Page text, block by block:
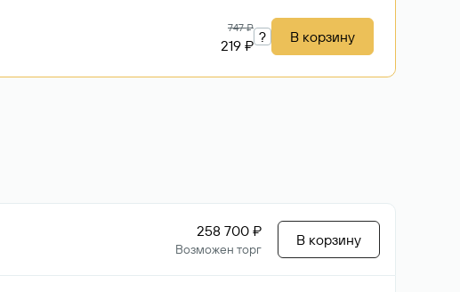
747 ₽
219 ₽ ? В корзину
258 700 ₽
Возможен торг
В корзину